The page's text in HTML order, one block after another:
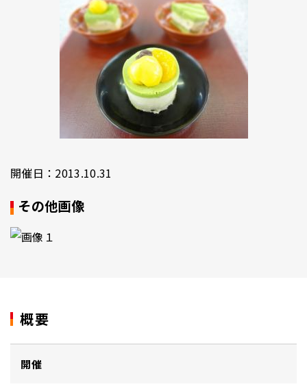
開催日：2013.10.31
その他画像
概要
開催